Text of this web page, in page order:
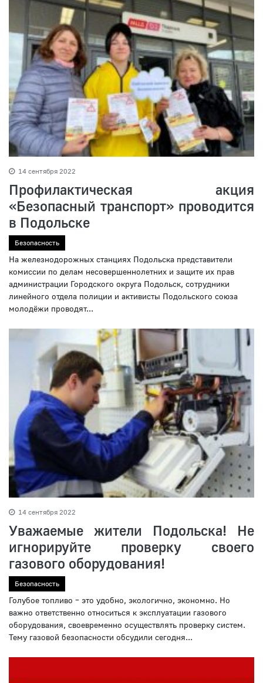
14 сентября 2022
Профилактическая акция
«Безопасный транспорт» проводится
в Подольске
Безопасность
На железнодорожных станциях Подольска представители
комиссии по делам несовершеннолетних и защите их прав
администрации Городского округа Подольск, сотрудники
линейного отдела полиции и активисты Подольского союза
молодёжи проводят...
14 сентября 2022
Уважаемые жители Подольска! Не
игнорируйте проверку своего
газового оборудования!
Безопасность
Голубое топливо – это удобно, экологично, экономно. Но
важно ответственно относиться к эксплуатации газового
оборудования, своевременно осуществлять проверку систем.
Тему газовой безопасности обсудили сегодня...